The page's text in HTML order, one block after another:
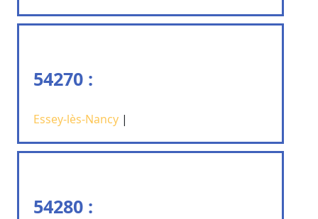
54270 :
Essey-lès-Nancy |
54280 :